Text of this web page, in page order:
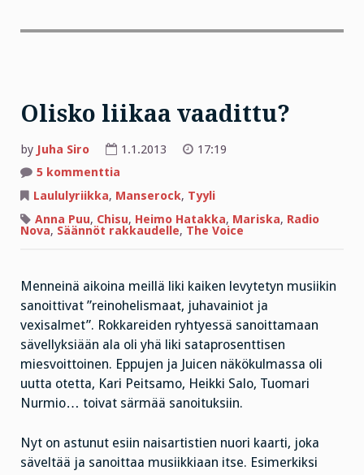
Olisko liikaa vaadittu?
by Juha Siro 1.1.2013
17:19
5 kommenttia
liikaa
Laululyriikka, Manserock, Tyyli
Anna Puu, Chisu, Heimo Hatakka, Mariska, Radio
Nova, Säännöt rakkaudelle, The Voice
Menneinä aikoina meillä liki kaiken levytetyn musiikin
sanoittivat ”reinohelismaat, juhavainiot ja
vexisalmet”. Rokkareiden ryhtyessä sanoittamaan
sävellyksiään ala oli yhä liki sataprosenttisen
miesvoittoinen. Eppujen ja Juicen näkökulmassa oli
uutta otetta, Kari Peitsamo, Heikki Salo, Tuomari
Nurmio… toivat särmää sanoituksiin.
Nyt on astunut esiin naisartistien nuori kaarti, joka
säveltää ja sanoittaa musiikkiaan itse. Esimerkiksi